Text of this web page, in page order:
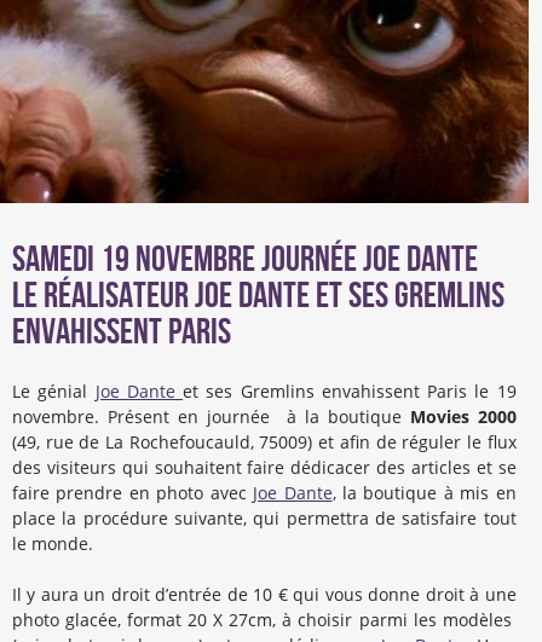
Samedi 19 novembre journée Joe Dante
Le réalisateur Joe Dante et ses Gremlins
envahissent Paris
Le génial Joe Danteet ses Gremlins envahissent Paris le 19
novembre. Présent en journée à la boutique Movies 2000
(49, rue de La Rochefoucauld, 75009) et afin de réguler le flux
des visiteurs qui souhaitent faire dédicacer des articles et se
faire prendre en photo avec Joe Dante, la boutique à mis en
place la procédure suivante, qui permettra de satisfaire tout
le monde.
Il y aura un droit d’entrée de 10 € qui vous donne droit à une
photo glacée, format 20 X 27cm, à choisir parmi les modèles